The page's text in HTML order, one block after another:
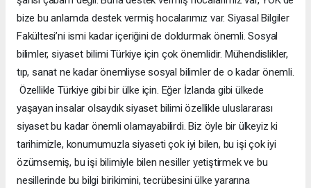
bize bu anlamda destek vermiş hocalarımız var. Siyasal Bilgiler
Fakültesi’ni ismi kadar içeriğini de doldurmak önemli. Sosyal
bilimler, siyaset bilimi Türkiye için çok önemlidir. Mühendislikler,
tıp, sanat ne kadar önemliyse sosyal bilimler de o kadar önemli.
Özellikle Türkiye gibi bir ülke için. Eğer İzlanda gibi ülkede
yaşayan insalar olsaydık siyaset bilimi özellikle uluslararası
siyaset bu kadar önemli olamayabilirdi. Biz öyle bir ülkeyiz ki
tarihimizle, konumumuzla siyaseti çok iyi bilen, bu işi çok iyi
özümsemiş, bu işi bilimiyle bilen nesiller yetiştirmek ve bu
nesillerinde bu bilgi birikimini, tecrübesini ülke yararına